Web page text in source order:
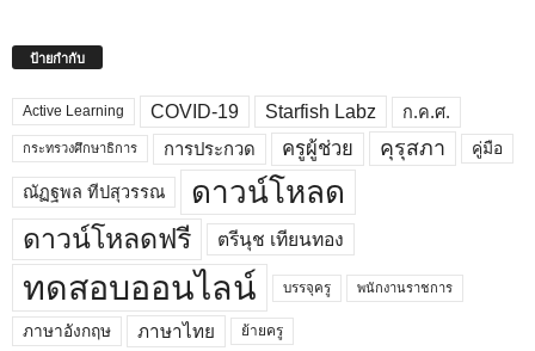
ป้ายกำกับ
Active Learning COVID-19 Starfish Labz ก.ค.ศ.
กระทรวงศึกษาธิการ การประกวด ครูผู้ช่วย คุรุสภา คู่มือ
ณัฏฐพล ทีปสุวรรณ ดาวน์โหลด
ดาวน์โหลดฟรี ตรีนุช เทียนทอง
ทดสอบออนไลน์ บรรจุครู พนักงานราชการ
ภาษาอังกฤษ ภาษาไทย ย้ายครู